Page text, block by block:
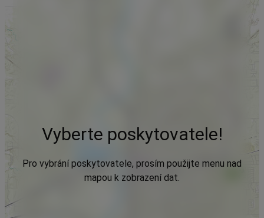
Vyberte poskytovatele!
Pro vybrání poskytovatele, prosím použijte menu nad
mapou k zobrazení dat.